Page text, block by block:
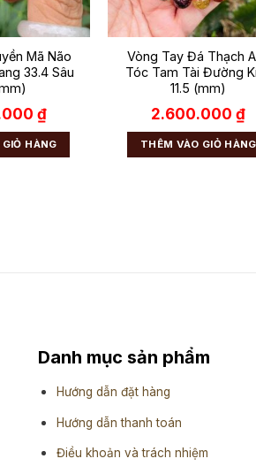
Mã Não
33.4 Sâu
₫
HÀNG
Vòng Tay Đá Thạch
Tóc Tam Tài Đường
11.5 (mm)
2.600.000₫
THÊM VÀO GIỎ HÀNG
Danh mục sản phẩm
Hướng dẫn đặt hàng
Hướng dẫn thanh toán
Điều khoản và trách nhiệm